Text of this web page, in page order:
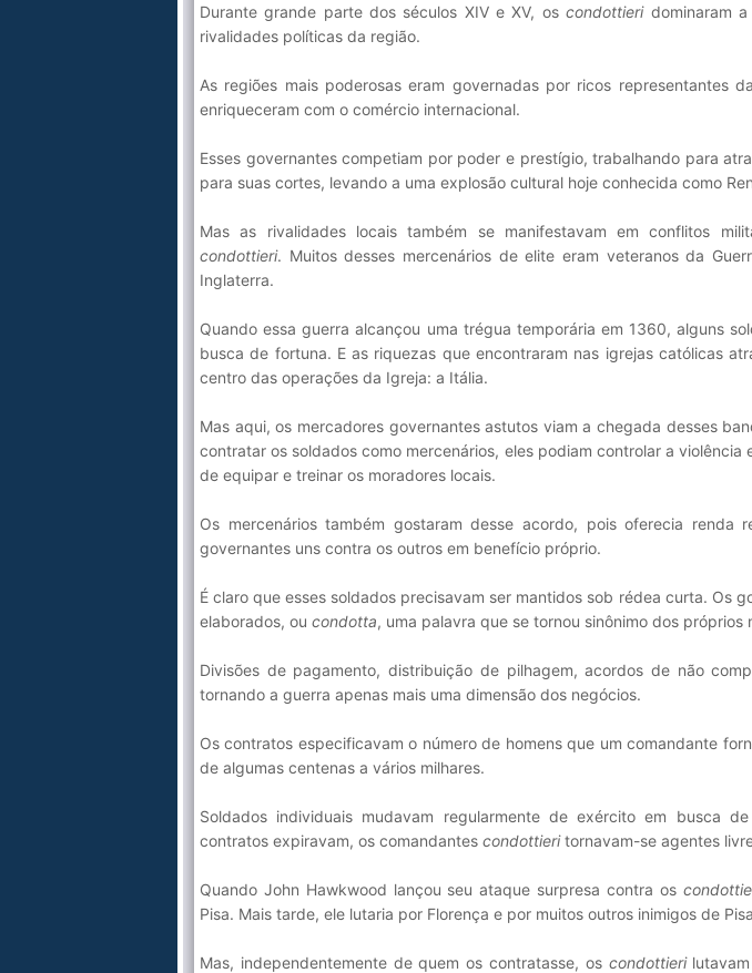
Durante grande parte dos séculos XIV e XV, oscondottieridominaram a
rivalidades políticas da região.
As regiões mais poderosas eram governadas por ricos representantes
enriqueceram com o comércio internacional.
Esses governantes competiam por poder e prestígio, trabalhando para
para suas cortes, levando a uma explosão cultural hoje conhecida como
Mas as rivalidades locais também se manifestavam em conflitos
condottieri. Muitos desses mercenários de elite eram veteranos da
Inglaterra.
Quando essa guerra alcançou uma trégua temporária em 1360, alguns
busca de fortuna. E as riquezas que encontraram nas igrejas católicas
centro das operações da Igreja: a Itália.
Mas aqui, os mercadores governantes astutos viam a chegada desses
contratar os soldados como mercenários, eles podiam controlar a
de equipar e treinar os moradores locais.
Os mercenários também gostaram desse acordo, pois oferecia renda
governantes uns contra os outros em benefício próprio.
É claro que esses soldados precisavam ser mantidos sob rédea curta. Os
elaborados, ou condotta, uma palavra que se tornou sinônimo dos próprios
Divisões de pagamento, distribuição de pilhagem, acordos de não
tornando a guerra apenas mais uma dimensão dos negócios.
Os contratos especificavam o número de homens que um comandante
de algumas centenas a vários milhares.
Soldados individuais mudavam regularmente de exército em busca
contratos expiravam, os comandantes condottieritornavam-se agentes
Quando John Hawkwood lançou seu ataque surpresa contra os
Pisa. Mais tarde, ele lutaria por Florença e por muitos outros inimigos de
Mas, independentemente de quem os contratasse, os condottierilutavam